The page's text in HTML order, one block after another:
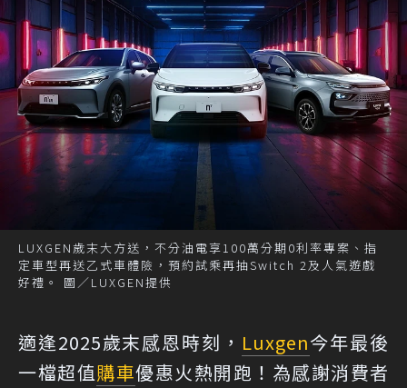
LUXGEN歲末大方送，不分油電享100萬分期0利率專案、指
定車型再送乙式車體險，預約試乘再抽Switch 2及人氣遊戲
好禮。 圖／LUXGEN提供
適逢2025歲末感恩時刻， Luxgen今年最後
一檔超值購車優惠火熱開跑！為感謝消費者